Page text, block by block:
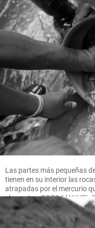
Las partes más pequeñas
tienen en su interior las
atrapadas por el mercurio
elementos. FOTO MANUEL